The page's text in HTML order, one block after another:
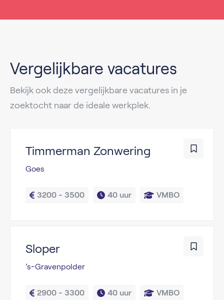
Vergelijkbare vacatures
Bekijk ook deze vergelijkbare vacatures in je
zoektocht naar de ideale werkplek.
Timmerman Zonwering
Goes
3200 - 3500 40 uur VMBO
Sloper
’s-Gravenpolder
2900 - 3300 40 uur VMBO